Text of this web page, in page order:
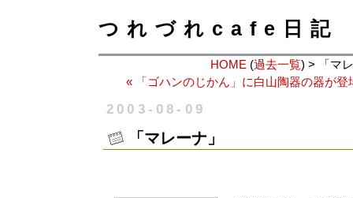
つれづれcafe日記
HOME (過去一覧) > 「マ
« 「ゴハンのじかん」に白山陶器の器が登
2003-08-09
「マレーナ」